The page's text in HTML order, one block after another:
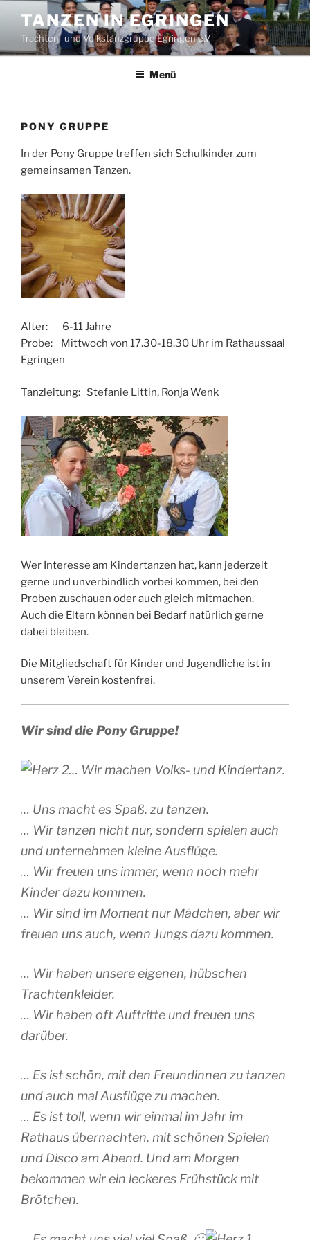
Inhalt
springen
TANZEN IN EGRINGEN
Trachten- und Volkstanzgruppe Egringen e.V.
Menü
PONY GRUPPE
In der Pony Gruppe treffen sich Schulkinder zum
gemeinsamen Tanzen.
Alter: 6-11 Jahre
Probe: Mittwoch von 17.30-18.30 Uhr im Rathaussaal
Egringen
Tanzleitung: Stefanie Littin, Ronja Wenk
Wer Interesse am Kindertanzen hat, kann jederzeit
gerne und unverbindlich vorbei kommen, bei den
Proben zuschauen oder auch gleich mitmachen.
Auch die Eltern können bei Bedarf natürlich gerne
dabei bleiben.
Die Mitgliedschaft für Kinder und Jugendliche ist in
unserem Verein kostenfrei.
Wir sind die Pony Gruppe!
… Wir machen Volks- und Kindertanz.
… Uns macht es Spaß, zu tanzen.
… Wir tanzen nicht nur, sondern spielen auch
und unternehmen kleine Ausflüge.
… Wir freuen uns immer, wenn noch mehr
Kinder dazu kommen.
… Wir sind im Moment nur Mädchen, aber wir
freuen uns auch, wenn Jungs dazu kommen.
… Wir haben unsere eigenen, hübschen
Trachtenkleider.
… Wir haben oft Auftritte und freuen uns
darüber.
… Es ist schön, mit den Freundinnen zu tanzen
und auch mal Ausflüge zu machen.
… Es ist toll, wenn wir einmal im Jahr im
Rathaus übernachten, mit schönen Spielen
und Disco am Abend. Und am Morgen
bekommen wir ein leckeres Frühstück mit
Brötchen.